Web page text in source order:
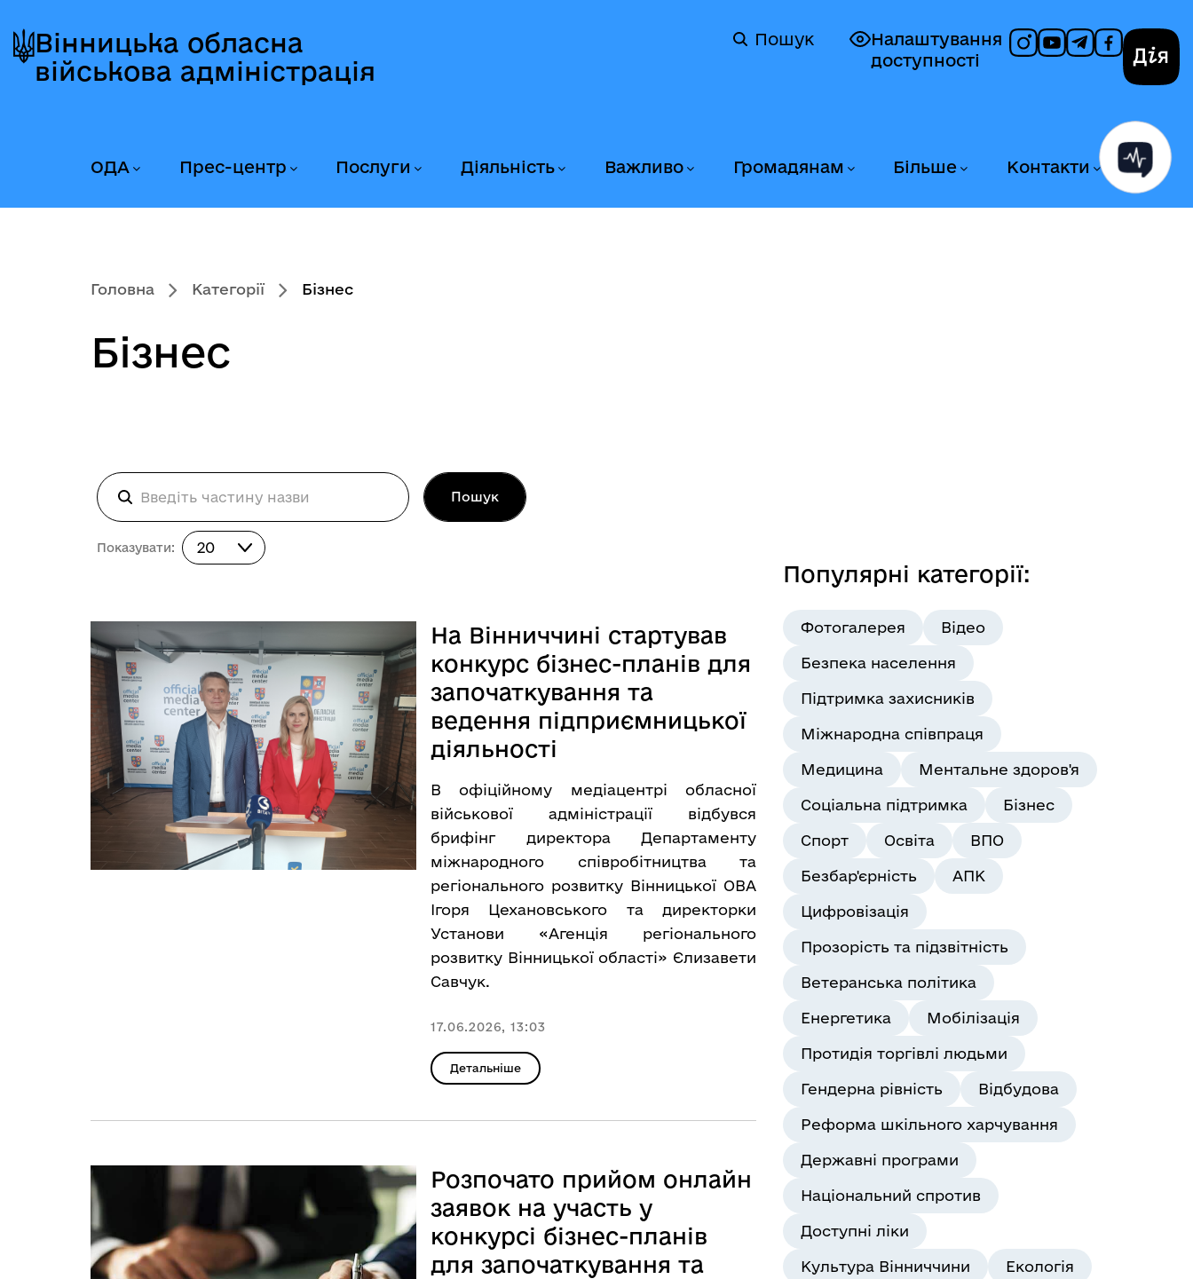
до
головного
до
головного
вмісту
до
головного
колонтитула
Вінницька обласна
військова адміністрація
Налаштування
доступності
Пошук
ОДА Прес-центр Послуги Діяльність Важливо Громадянам Більше Контакти
Головна Категорії Бізнес
Бізнес
Пошук
Показувати: Показувати:
20
На Вінниччині стартував
конкурс бізнес-планів для
започаткування та
ведення підприємницької
діяльності
В офіційному медіацентрі обласної
військової адміністрації відбувся
брифінг директора Департаменту
міжнародного співробітництва та
регіонального розвитку Вінницької ОВА
Ігоря Цехановського та директорки
Установи «Агенція регіонального
розвитку Вінницької області» Єлизавети
Савчук.
17.06.2026, 13:03
Детальніше
Розпочато прийом онлайн
заявок на участь у
конкурсі бізнес-планів
для започаткування та
Популярні категорії:
Фотогалерея Відео
Безпека населення
Підтримка захисників
Міжнародна співпраця
Медицина Ментальне здоров'я
Соціальна підтримка Бізнес
Спорт Освіта ВПО
Безбар'єрність АПК
Цифровізація
Прозорість та підзвітність
Ветеранська політика
Енергетика Мобілізація
Протидія торгівлі людьми
Гендерна рівність Відбудова
Реформа шкільного харчування
Державні програми
Національний спротив
Доступні ліки
Культура Вінниччини Екологія